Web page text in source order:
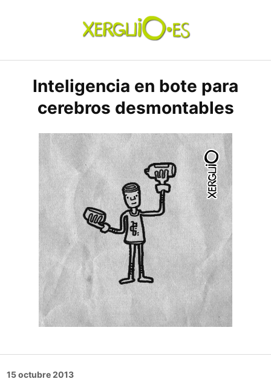
xerguio.ES | ilustración
Inteligencia en bote para
cerebros desmontables
Posted
15 octubre 2013